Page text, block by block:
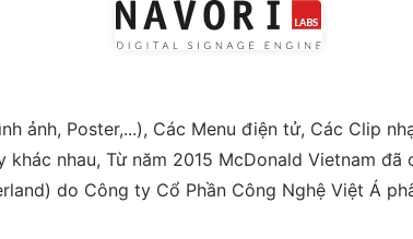
ảnh, Poster,...), Các Menu điện tử, Các Clip
nhau, Từ năm 2015 McDonald Vietnam
do Công ty Cổ Phần Công Nghệ Việt Á